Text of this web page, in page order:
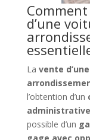
d’une
La vente
l’obtention d’un
administrative
possible d’un
gage avec